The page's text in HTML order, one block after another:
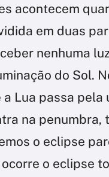
acontecem
em duas
nenhuma
do Sol.
Lua passa pela
na
o eclipse
o eclipse